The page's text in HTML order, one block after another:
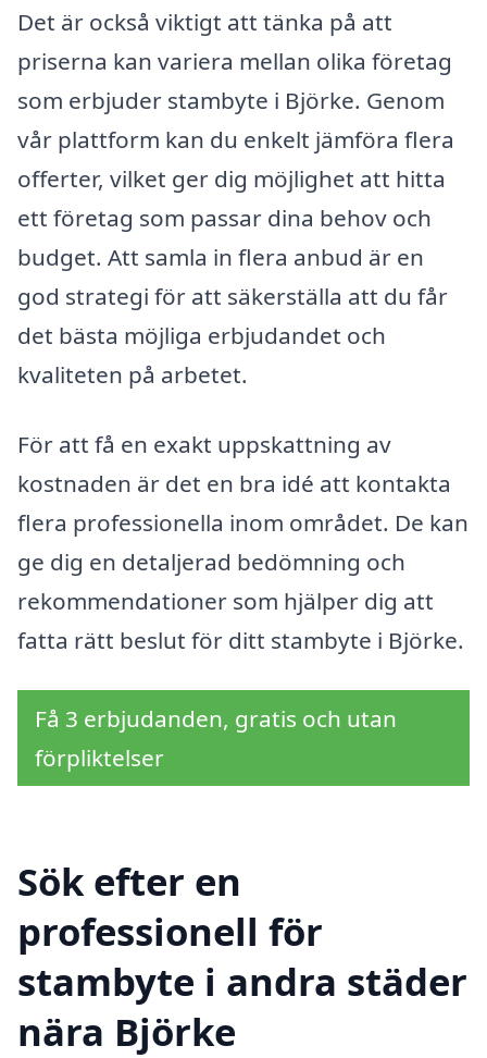
Det är också viktigt att tänka på att
priserna kan variera mellan olika företag
som erbjuder stambyte i Björke. Genom
vår plattform kan du enkelt jämföra flera
offerter, vilket ger dig möjlighet att hitta
ett företag som passar dina behov och
budget. Att samla in flera anbud är en
god strategi för att säkerställa att du får
det bästa möjliga erbjudandet och
kvaliteten på arbetet.
För att få en exakt uppskattning av
kostnaden är det en bra idé att kontakta
flera professionella inom området. De kan
ge dig en detaljerad bedömning och
rekommendationer som hjälper dig att
fatta rätt beslut för ditt stambyte i Björke.
Få 3 erbjudanden, gratis och utan
förpliktelser
Sök efter en
professionell för
stambyte i andra städer
nära Björke